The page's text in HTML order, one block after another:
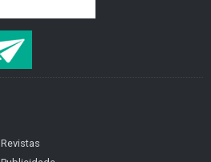
Revistas